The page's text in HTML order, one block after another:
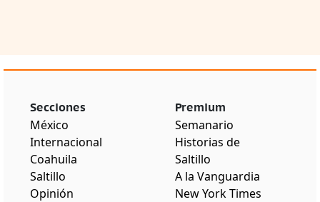
Secciones
México
Internacional
Coahuila
Saltillo
Opinión
Premium
Semanario
Historias de
Saltillo
A la Vanguardia
New York Times